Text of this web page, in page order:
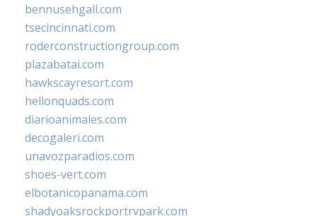
bennusehgall.com
tsecincinnati.com
roderconstructiongroup.com
plazabatai.com
hawkscayresort.com
hellonquads.com
diarioanimales.com
decogaleri.com
unavozparadios.com
shoes-vert.com
elbotanicopanama.com
shadyoaksrockportrvpark.com